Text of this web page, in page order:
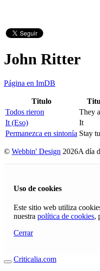
John Ritter
Página en ImDB
Titulo
Todos rieron
They
It (Eso)
It
Permanezca en sintonía Stay
© Webbin' Design 2026A día
Uso de cookies
Este sitio web utiliza
nuestra política de cookies,
Cerrar
Criticalia.com